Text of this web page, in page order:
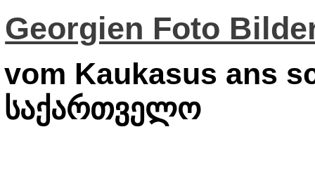
Georgien Foto
vom Kaukasus ans
საქართველო